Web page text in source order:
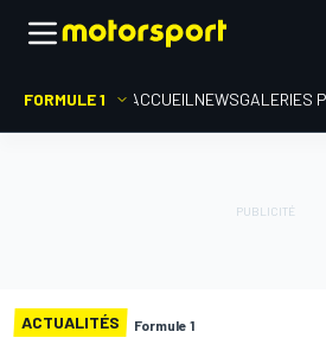
FORMULE 1 ACCUEIL NEWSGALERIES
ACTUALITÉS Formule 1